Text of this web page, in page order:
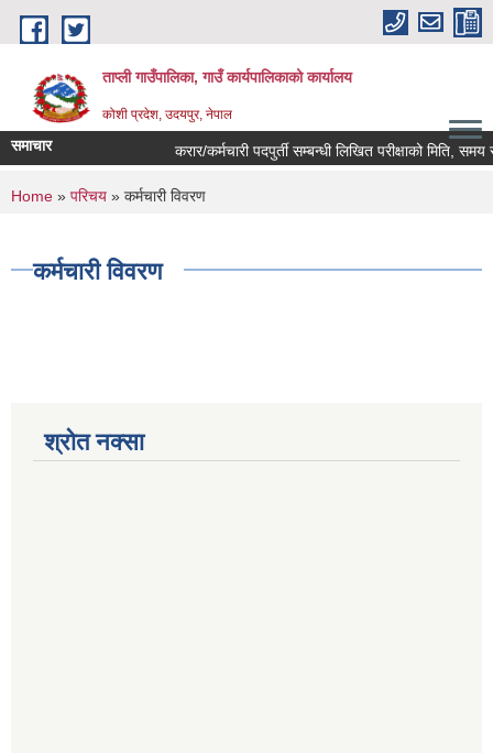
Skip to main content
ताप्ली गाउँपालिका, गाउँ कार्यपालिकाको कार्यालय
कोशी प्रदेश, उदयपुर, नेपाल
समाचार करार/कर्मचारी पदपुर्ती सम्बन्धी लिखित परीक्षाको मिति, समय र
You are here
Home » परिचय » कर्मचारी विवरण
कर्मचारी विवरण
श्रोत नक्सा